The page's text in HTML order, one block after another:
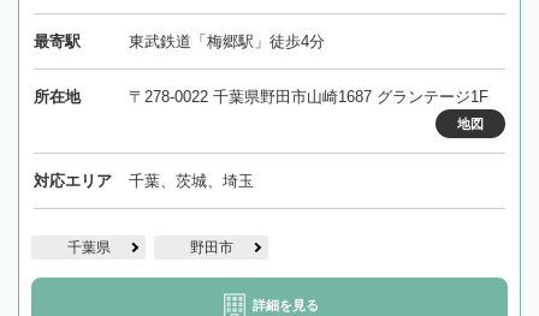
最寄駅 東武鉄道「梅郷駅」徒歩4分
所在地 〒278-0022 千葉県野田市山崎1687 グランテージ1F
地図
対応エリア 千葉、茨城、埼玉
千葉県 野田市
詳細を見る